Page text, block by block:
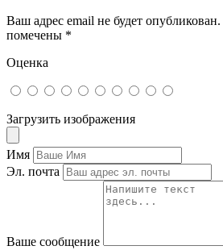
Ваш адрес email не будет опубликован.
помечены *
Оценка
Загрузить изображения
Имя
Эл. почта
Ваше сообщение